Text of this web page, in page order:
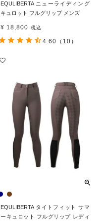
EQULIBERTA ニューライディング
キュロット フルグリップ メンズ
¥ 18,800 税込
4.60 （10）
EQULIBERTA タイトフィット サマ
ーキュロット フルグリップ レディ